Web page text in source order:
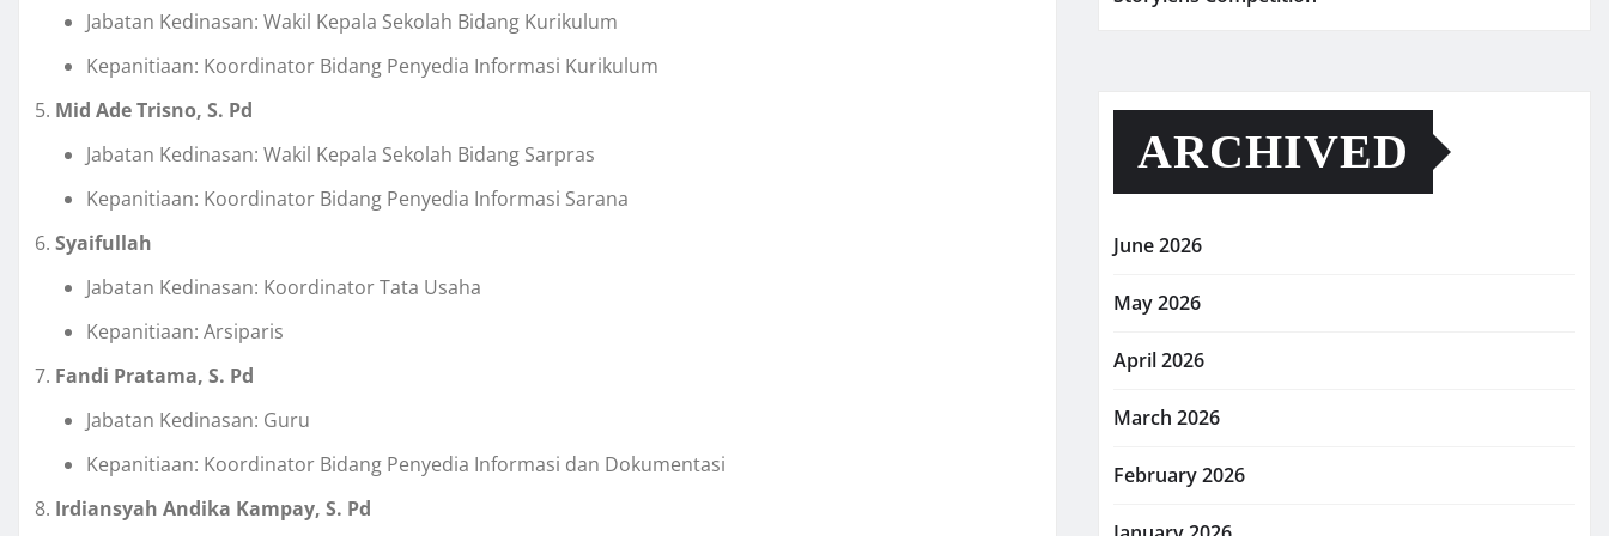
Jabatan Kedinasan: Wakil Kepala Sekolah Bidang Kurikulum
Kepanitiaan: Koordinator Bidang Penyedia Informasi Kurikulum
Mid Ade Trisno, S. Pd
Jabatan Kedinasan: Wakil Kepala Sekolah Bidang Sarpras
Kepanitiaan: Koordinator Bidang Penyedia Informasi Sarana
Syaifullah
Jabatan Kedinasan: Koordinator Tata Usaha
Kepanitiaan: Arsiparis
Fandi Pratama, S. Pd
Jabatan Kedinasan: Guru
Kepanitiaan: Koordinator Bidang Penyedia Informasi dan Dokumentasi
Irdiansyah Andika Kampay, S. Pd
ARCHIVED
June 2026
May 2026
April 2026
March 2026
February 2026